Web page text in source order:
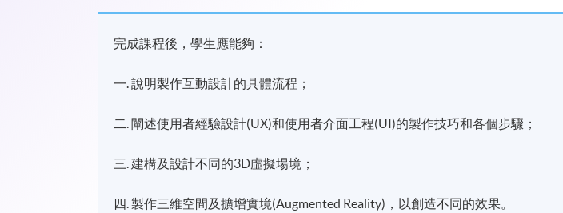
完成課程後，學生應能夠：
一. 說明製作互動設計的具體流程；
二. 闡述使用者經驗設計(UX)和使用者介面工程(UI)的製作技巧和各個步驟；
三. 建構及設計不同的3D虛擬場境；
四. 製作三維空間及擴增實境(Augmented Reality)，以創造不同的效果。